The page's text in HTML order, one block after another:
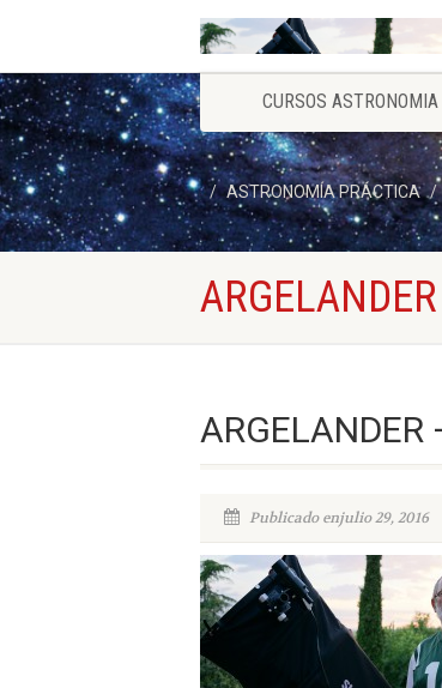
CURSOS ASTRONOMIA
ASTRONOMÍA PRÁCTICA
ARGELANDER
Publicado enjulio 29, 2016